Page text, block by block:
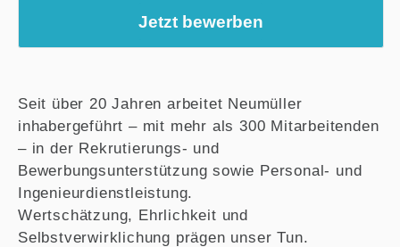
Jetzt bewerben
Seit über 20 Jahren arbeitet Neumüller
inhabergeführt – mit mehr als 300 Mitarbeitenden
– in der Rekrutierungs- und
Bewerbungsunterstützung sowie Personal- und
Ingenieurdienstleistung.
Wertschätzung, Ehrlichkeit und
Selbstverwirklichung prägen unser Tun.